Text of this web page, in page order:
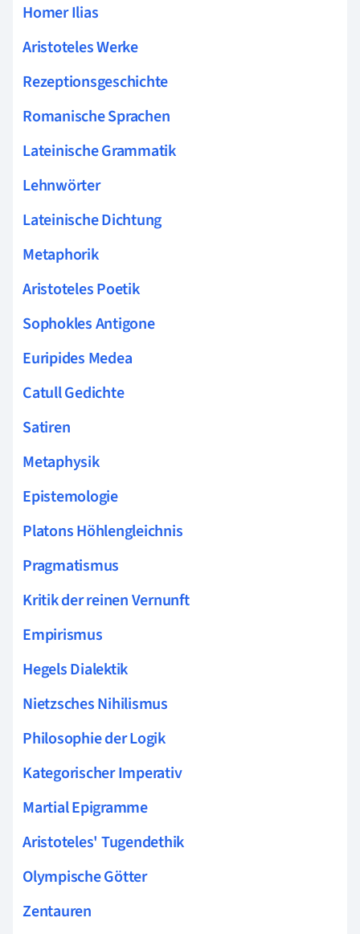
Homer Ilias
Aristoteles Werke
Rezeptionsgeschichte
Romanische Sprachen
Lateinische Grammatik
Lehnwörter
Lateinische Dichtung
Metaphorik
Aristoteles Poetik
Sophokles Antigone
Euripides Medea
Catull Gedichte
Satiren
Metaphysik
Epistemologie
Platons Höhlengleichnis
Pragmatismus
Kritik der reinen Vernunft
Empirismus
Hegels Dialektik
Nietzsches Nihilismus
Philosophie der Logik
Kategorischer Imperativ
Martial Epigramme
Aristoteles' Tugendethik
Olympische Götter
Zentauren